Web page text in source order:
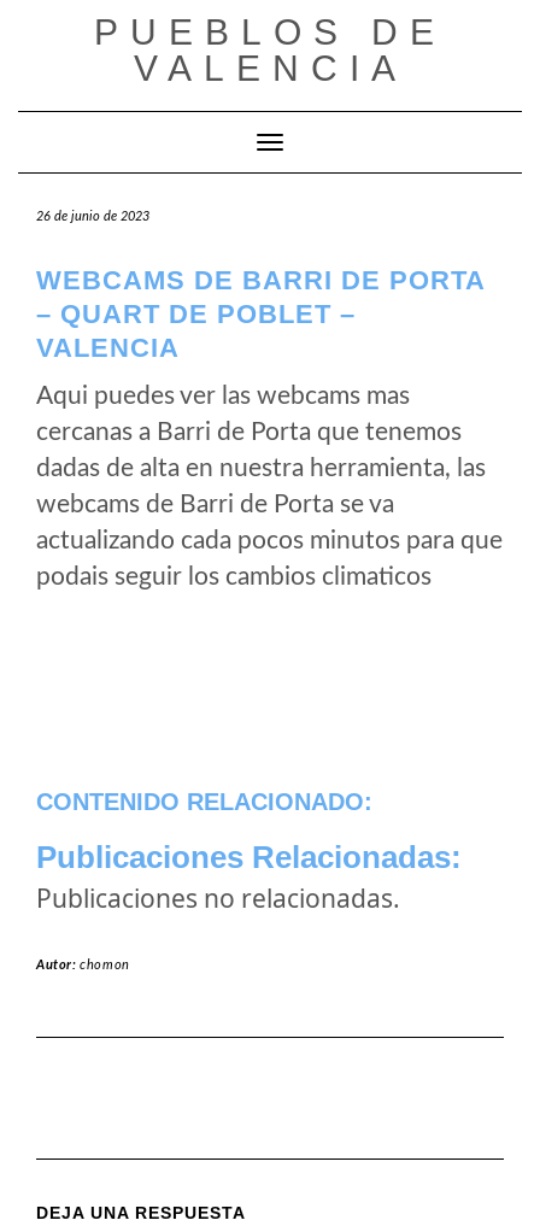
PUEBLOS DE
VALENCIA
Cambiar modo de navegación
26 de junio de 2023
WEBCAMS DE BARRI DE PORTA
– QUART DE POBLET –
VALENCIA
Aqui puedes ver las webcams mas
cercanas a Barri de Porta que tenemos
dadas de alta en nuestra herramienta, las
webcams de Barri de Porta se va
actualizando cada pocos minutos para que
podais seguir los cambios climaticos
CONTENIDO RELACIONADO:
Publicaciones Relacionadas:
Publicaciones no relacionadas.
Autor:chomon
DEJA UNA RESPUESTA